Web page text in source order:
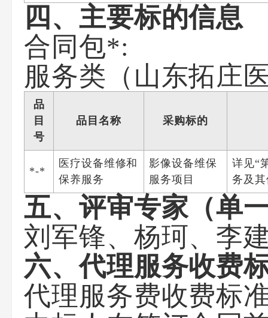
四、主要标的信息
合同包*:
服务类（山东拓庄
品
目
号
品目名称 采购标的
*-*
医疗设备维修和
保养服务
影像设备维保
服务项目
详见“
务及
五、评审专家（单
刘军锋、 杨珂、 李
六、代理服务收费
代理服务费收费标